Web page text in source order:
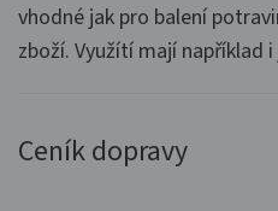
vhodné jak pro balení
zboží. Využítí mají například
Ceník dopravy